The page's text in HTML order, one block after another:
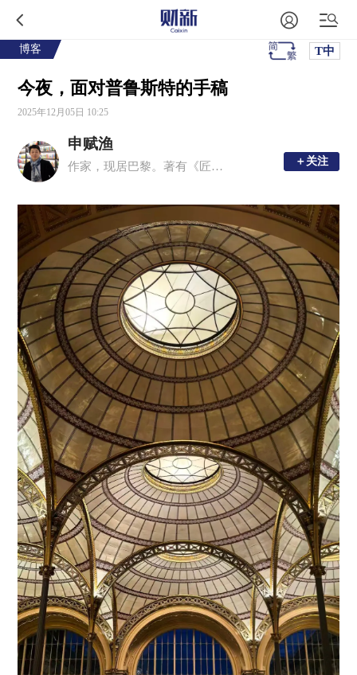
博客 T中
今夜，面对普鲁斯特的手稿
2025年12月05日 10:25
申赋渔
作家，现居巴黎。著有《匠人》《半夏河》《一个一个人》《诸神的踪迹》《君子的春秋》等十余部作品。 ＋关注
＋关注